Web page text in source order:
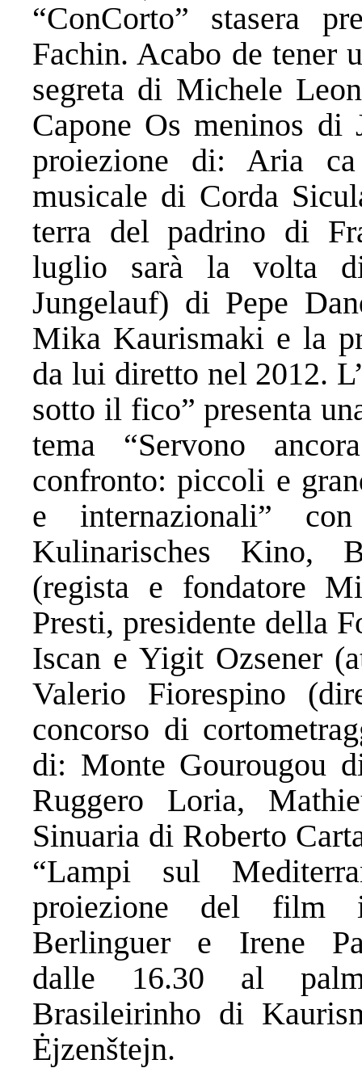
“ConCorto” stasera
Fachin. Acabo de tener
segreta di Michele
Capone Os meninos di
proiezione di: Aria
musicale di Corda
terra del padrino di
luglio sarà la volta
Jungelauf) di Pepe
Mika Kaurismaki e la
da lui diretto nel 2012.
sotto il fico” presenta
tema “Servono
confronto: piccoli e
e internazionali”
Kulinarisches Kino,
(regista e fondatore
Presti, presidente della
Iscan e Yigit Ozsener
Valerio Fiorespino
concorso di
di: Monte Gourougou
Ruggero Loria,
Sinuaria di Roberto
“Lampi sul
proiezione del film
Berlinguer e Irene
dalle 16.30 al
Brasileirinho di
Ėjzenštejn.